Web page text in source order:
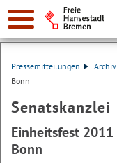
Suche:
Pressemitteilungen Archiv
Bonn
Senatskanzlei
Einheitsfest
Bonn